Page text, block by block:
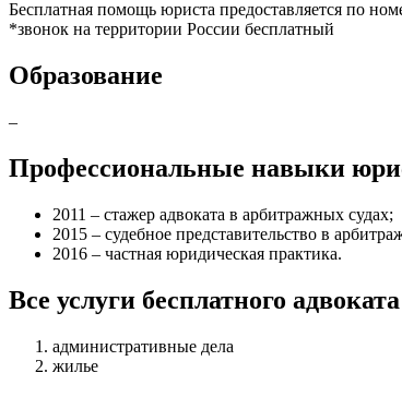
Бесплатная помощь юриста предоставляется по
*звонок на территории России бесплатный
Образование
–
Профессиональные навыки
2011 – стажер адвоката в арбитражных судах;
2015 – судебное представительство в
2016 – частная юридическая практика.
Все услуги бесплатного адвоката
административные дела
жилье